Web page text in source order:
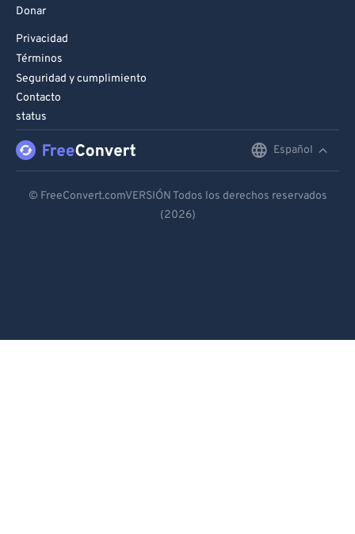
Donar
Privacidad
Términos
Seguridad y cumplimiento
Contacto
status
Español
Español
© FreeConvert.comVERSIÓN Todos los derechos reservados
(2026)